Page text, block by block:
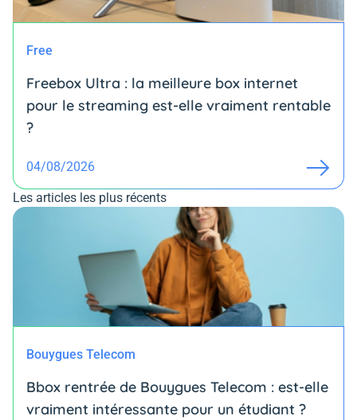
Free
Freebox Ultra : la meilleure box internet
pour le streaming est-elle vraiment rentable
?
04/08/2026
Les articles les plus récents
Bouygues Telecom
Bbox rentrée de Bouygues Telecom : est-elle
vraiment intéressante pour un étudiant ?